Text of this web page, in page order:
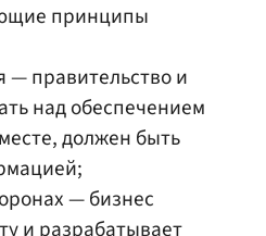
принципы
правительство и
над обеспечением
должен быть
— бизнес
и разрабатывает